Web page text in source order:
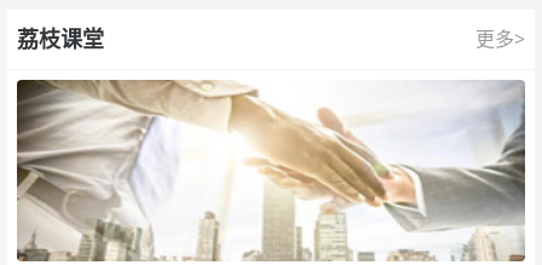
荔枝课堂 更多>